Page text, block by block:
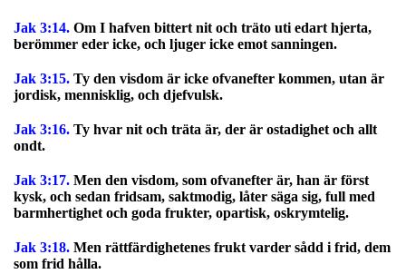
Jak 3:14. Om I hafven bittert nit och träto uti edart hjerta,
berömmer eder icke, och ljuger icke emot sanningen.
Jak 3:15. Ty den visdom är icke ofvanefter kommen, utan är
jordisk, mennisklig, och djefvulsk.
Jak 3:16. Ty hvar nit och träta är, der är ostadighet och allt
ondt.
Jak 3:17. Men den visdom, som ofvanefter är, han är först
kysk, och sedan fridsam, saktmodig, låter säga sig, full med
barmhertighet och goda frukter, opartisk, oskrymtelig.
Jak 3:18. Men rättfärdighetenes frukt varder sådd i frid, dem
som frid hålla.